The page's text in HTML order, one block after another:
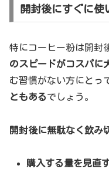
開封後にすぐに使
特にコーヒー粉は開封
のスピードがコスパに
む習慣がない方にとっ
ともあるでしょう。
開封後に無駄なく飲み
購入する量を見直